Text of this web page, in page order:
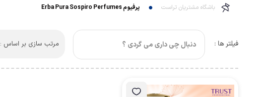
باشگاه مشتریان تراست پرفیوم Erba Pura Sospiro Perfumes
فیلتر ها : مرتب سازی بر اساس :